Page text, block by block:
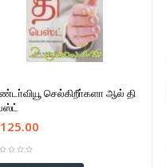
செல்கிறீா்களா ஆல் தி
125.00